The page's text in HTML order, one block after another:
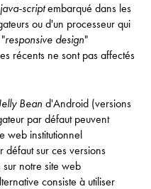
java-scriptembarqué dans les
ou d'un processeur qui
responsive design"
récents ne sont pas affectés
Bean d'Android (versions
par défaut peuvent
web institutionnel
défaut sur ces versions
notre site web
consiste à utiliser